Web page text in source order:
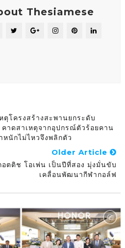
Thesiamese
ตุโครงสร้างสะพานยกระดับ
าดสาเหตุจากอุปกรณ์ตัวร้อยคาน
นักไม่ไหวจึงพลิกตัว
Older Article
ตติช โอเพ่น เป็นปีที่สอง มุ่งมั่นขับ
เคลื่อนพัฒนากีฬากอล์ฟ